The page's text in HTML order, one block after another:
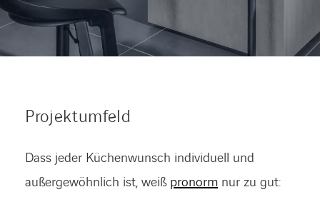
REFERENZEN
KARRIERE
Karriere
Subunternehmer
Projektumfeld
Dass jeder Küchenwunsch individuell und
außergewöhnlich ist, weiß pronorm nur zu gut: